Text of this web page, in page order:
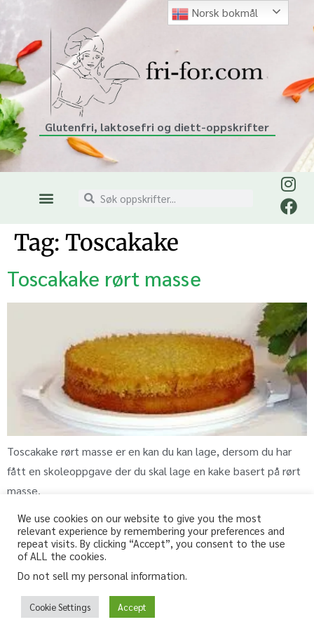
Glutenfri, laktosefri og diett-oppskrifter
Tag: Toscakake
Toscakake rørt masse
Toscakake rørt masse er en kan du kan lage, dersom du har
fått en skoleoppgave der du skal lage en kake basert på rørt
masse.
fri-for.no
Glutenfri, melkefri og andre «fri for» oppskrifter
Glutenfree, lactosefree and other “free from” recipes
We use cookies on our website to give you the most
relevant experience by remembering your preferences and
repeat visits. By clicking “Accept”, you consent to the use
of ALL the cookies.
Do not sell my personal information.
Cookie Settings Accept
Norsk bokmål